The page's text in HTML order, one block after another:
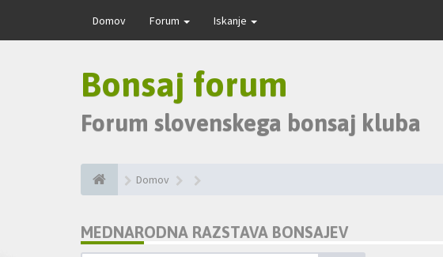
Domov Forum Iskanje
Bonsaj forum
Forum slovenskega bonsaj kluba
Domov
MEDNARODNA RAZSTAVA BONSAJEV